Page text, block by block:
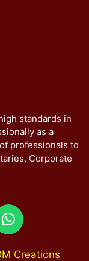
standards in
as a
professionals to
Corporate
Creations